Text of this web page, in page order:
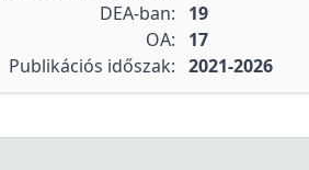
DEA-ban:
19
OA:
17
Publikációs időszak: 2021-2026